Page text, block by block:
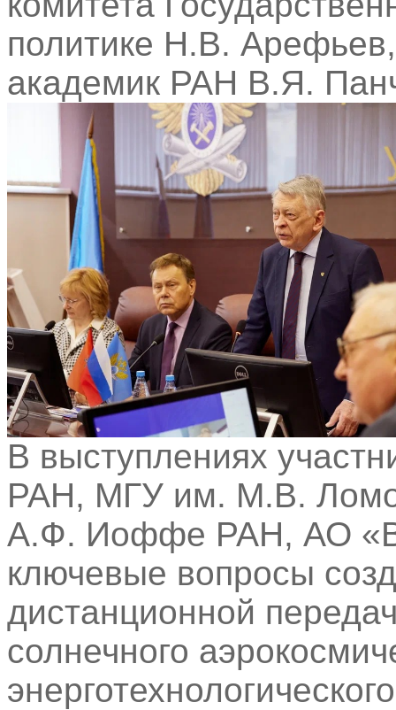
политике Н.В.
академик РАН В.Я.
В выступлениях
РАН, МГУ им. М.В.
А.Ф. Иоффе РАН, АО
ключевые вопросы
дистанционной
солнечного